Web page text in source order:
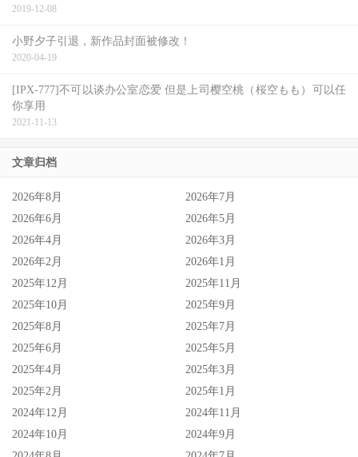
2019-12-08
小野夕子引退，新作品封面被修改！
2020-04-19
[IPX-777]不可以谈办公室恋爱 但是上司樱空桃（桜空もも）可以任
你享用
2021-11-13
文章归档
2026年8月
2026年7月
2026年6月
2026年5月
2026年4月
2026年3月
2026年2月
2026年1月
2025年12月
2025年11月
2025年10月
2025年9月
2025年8月
2025年7月
2025年6月
2025年5月
2025年4月
2025年3月
2025年2月
2025年1月
2024年12月
2024年11月
2024年10月
2024年9月